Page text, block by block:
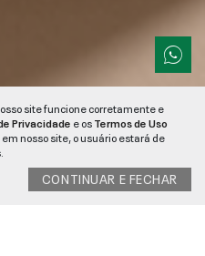
10% OFFNA
BAIXAR
site funcione corretamente e
Privacidade e osTermos de Uso
nosso site, o usuário estará de
CONTINUAR E FECHAR